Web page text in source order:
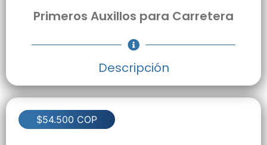
Primeros AuxilIos para Carretera
Descripción
$54.500 COP